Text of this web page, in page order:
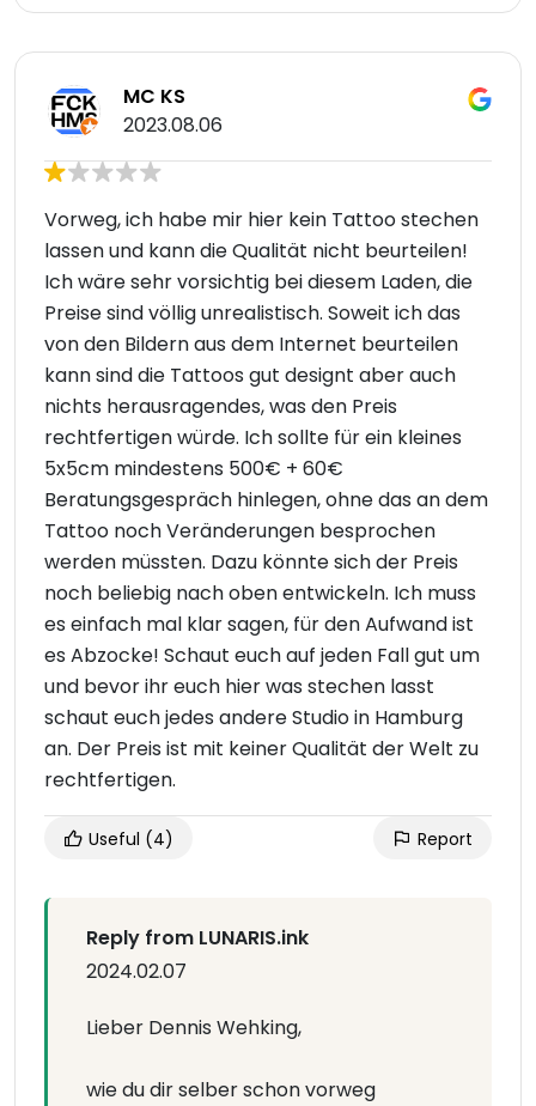
MC KS
2023.08.06
Vorweg, ich habe mir hier kein Tattoo stechen
lassen und kann die Qualität nicht beurteilen!
Ich wäre sehr vorsichtig bei diesem Laden, die
Preise sind völlig unrealistisch. Soweit ich das
von den Bildern aus dem Internet beurteilen
kann sind die Tattoos gut designt aber auch
nichts herausragendes, was den Preis
rechtfertigen würde. Ich sollte für ein kleines
5x5cm mindestens 500€ + 60€
Beratungsgespräch hinlegen, ohne das an dem
Tattoo noch Veränderungen besprochen
werden müssten. Dazu könnte sich der Preis
noch beliebig nach oben entwickeln. Ich muss
es einfach mal klar sagen, für den Aufwand ist
es Abzocke! Schaut euch auf jeden Fall gut um
und bevor ihr euch hier was stechen lasst
schaut euch jedes andere Studio in Hamburg
an. Der Preis ist mit keiner Qualität der Welt zu
rechtfertigen.
Useful (4) Report
Reply from LUNARIS.ink
2024.02.07
Lieber Dennis Wehking,
wie du dir selber schon vorweg